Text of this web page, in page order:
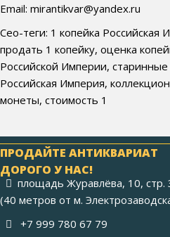
Email: mirantikvar@yandex.ru
Сео-теги: 1 копейка Российская
продать 1 копейку, оценка
Российской Империи,
Российская Империя,
монеты, стоимость 1
ПРОДАЙТЕ АНТИКВАРИАТ
ДОРОГО У НАС!
площадь Журавлёва, 10, стр.
(40 метров от м.
+7 999 780 67 79